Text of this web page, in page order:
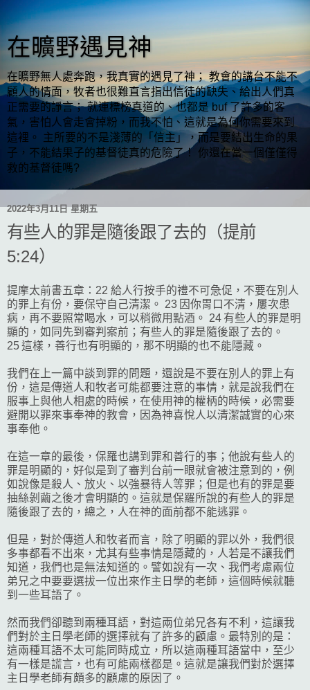
在曠野遇見神
在曠野無人處奔跑，我真實的遇見了神； 教會的講台不能不
顧人的情面，牧者也很難直言指出信徒的缺失、給出人們真
正需要的諍言； 就連標榜真道的、也都是 buf 了許多的客
氣，害怕人會走會掉粉，而我不怕、這就是為何你需要來到
這裡。 主所要的不是淺薄的「信主」，而是要結出生命的果
子，不能結果子的基督徒真的危險了！ 你還在當一個僅僅得
救的基督徒嗎?
2022年3月11日 星期五
有些人的罪是隨後跟了去的（提前
5:24）
提摩太前書五章：22 給人行按手的禮不可急促，不要在別人
的罪上有份，要保守自己清潔。 23 因你胃口不清，屢次患
病，再不要照常喝水，可以稍微用點酒。 24 有些人的罪是明
顯的，如同先到審判案前；有些人的罪是隨後跟了去的。
25 這樣，善行也有明顯的，那不明顯的也不能隱藏。
我們在上一篇中談到罪的問題，還說是不要在別人的罪上有
份，這是傳道人和牧者可能都要注意的事情，就是說我們在
服事上與他人相處的時候，在使用神的權柄的時候，必需要
避開以罪來事奉神的教會，因為神喜悅人以清潔誠實的心來
事奉他。
在這一章的最後，保羅也講到罪和善行的事；他說有些人的
罪是明顯的，好似是到了審判台前一眼就會被注意到的，例
如說像是殺人、放火、以強暴待人等罪；但是也有的罪是要
抽絲剝繭之後才會明顯的。這就是保羅所說的有些人的罪是
隨後跟了去的，總之，人在神的面前都不能逃罪。
但是，對於傳道人和牧者而言，除了明顯的罪以外，我們很
多事都看不出來，尤其有些事情是隱藏的，人若是不讓我們
知道，我們也是無法知道的。譬如說有一次、我們考慮兩位
弟兄之中要要選拔一位出來作主日學的老師，這個時候就聽
到一些耳語了。
然而我們卻聽到兩種耳語，對這兩位弟兄各有不利，這讓我
們對於主日學老師的選擇就有了許多的顧慮。最特別的是：
這兩種耳語不太可能同時成立，所以這兩種耳語當中，至少
有一樣是謊言，也有可能兩樣都是。這就是讓我們對於選擇
主日學老師有頗多的顧慮的原因了。